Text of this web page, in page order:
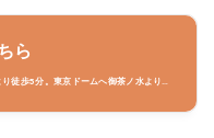
ら
徒歩5分。東京ドームへ御茶ノ水より1